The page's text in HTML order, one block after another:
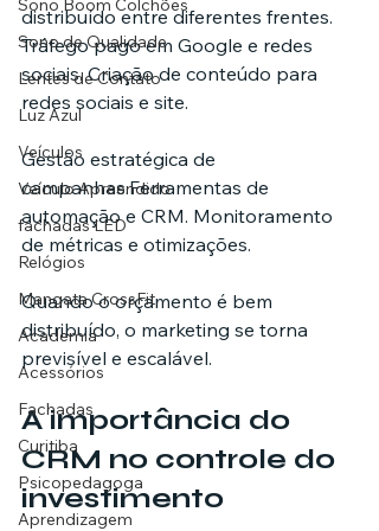
Sono Boom Colchões
Sono de Qualidade
Lentes de Contato
Luz Azul
Veículos
Veículo Apreendido
fachadas LED
Relógios
Mangata CrossFit
Academia
Acessórios
Fachadas
Curitiba
Psicopedagoga
Aprendizagem
distribuído entre diferentes frentes.
Tráfego pago em Google e redes
sociais. Criação de conteúdo para
redes sociais e site.
Gestão estratégica de
campanhas.Ferramentas de
automação e CRM. Monitoramento
de métricas e otimizações.
Quando o orçamento é bem
distribuído, o marketing se torna
previsível e escalável.
A importância do
CRM no controle do
investimento